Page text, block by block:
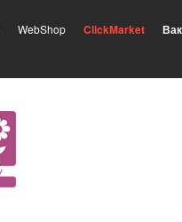
WebShop ClickMarket